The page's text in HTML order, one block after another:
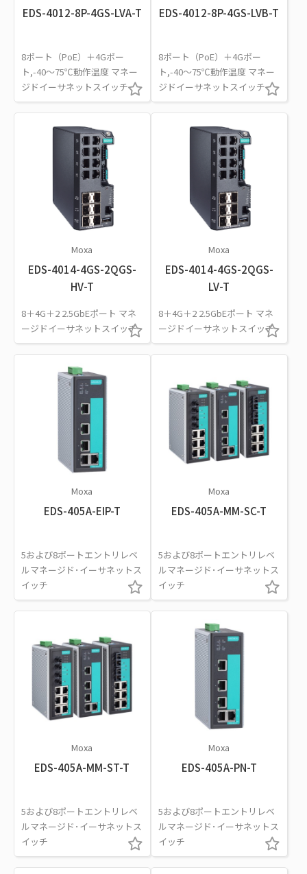
EDS-4012-8P-4GS-LVA-T
8ポート（PoE）＋4Gポー
ト,-40～75℃動作温度 マネー
ジドイーサネットスイッチ
EDS-4012-8P-4GS-LVB-T
8ポート（PoE）＋4Gポー
ト,-40～75℃動作温度 マネー
ジドイーサネットスイッチ
Moxa
EDS-4014-4GS-2QGS-
HV-T
8＋4G＋2 2.5GbEポート マネ
ージドイーサネットスイッチ
Moxa
EDS-4014-4GS-2QGS-
LV-T
8＋4G＋2 2.5GbEポート マネ
ージドイーサネットスイッチ
Moxa
EDS-405A-EIP-T
5および8ポートエントリレベ
ルマネージド･イーサネットス
イッチ
Moxa
EDS-405A-MM-SC-T
5および8ポートエントリレベ
ルマネージド･イーサネットス
イッチ
Moxa
EDS-405A-MM-ST-T
5および8ポートエントリレベ
ルマネージド･イーサネットス
イッチ
Moxa
EDS-405A-PN-T
5および8ポートエントリレベ
ルマネージド･イーサネットス
イッチ